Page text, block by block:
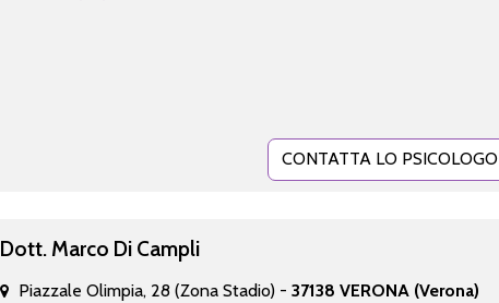
CONTATTA LO PSICOLOGO
Dott. Marco Di Campli
Piazzale Olimpia, 28 (Zona Stadio) - 37138 VERONA (Verona)